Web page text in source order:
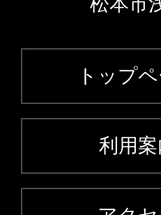
トップ
利用案